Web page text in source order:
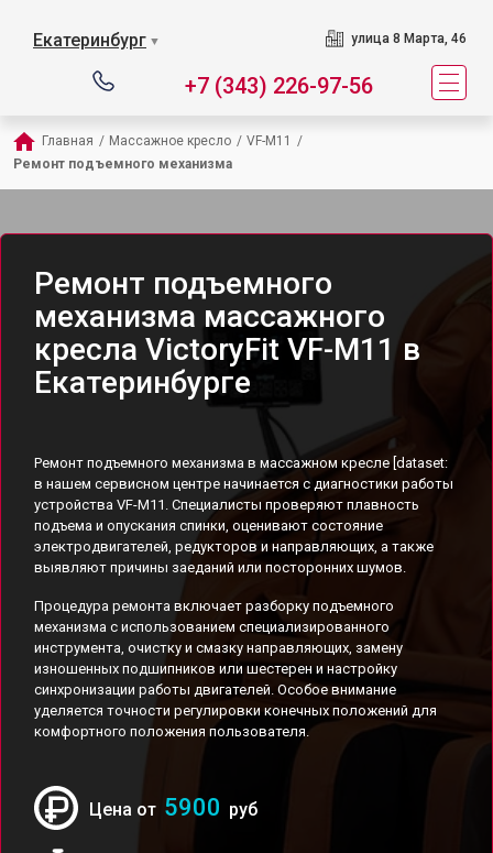
Екатеринбург ▼ улица 8 Марта, 46
+7 (343) 226-97-56
Главная / Массажное кресло / VF-M11
/
Ремонт подъемного механизма
Ремонт подъемного
механизма массажного
кресла VictoryFit VF-M11 в
Екатеринбурге
Ремонт подъемного механизма в массажном кресле [dataset:
в нашем сервисном центре начинается с диагностики работы
устройства VF-M11. Специалисты проверяют плавность
подъема и опускания спинки, оценивают состояние
электродвигателей, редукторов и направляющих, а также
выявляют причины заеданий или посторонних шумов.
Процедура ремонта включает разборку подъемного
механизма с использованием специализированного
инструмента, очистку и смазку направляющих, замену
изношенных подшипников или шестерен и настройку
синхронизации работы двигателей. Особое внимание
уделяется точности регулировки конечных положений для
комфортного положения пользователя.
Цена от 5900 руб